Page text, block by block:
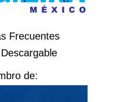
Frecuentes
de: